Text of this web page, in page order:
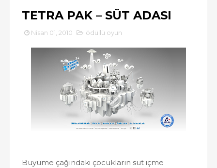
TETRA PAK – SÜT ADASI
Nisan 01, 2010 ödüllü oyun
Büyüme çağındaki çocukların süt içme